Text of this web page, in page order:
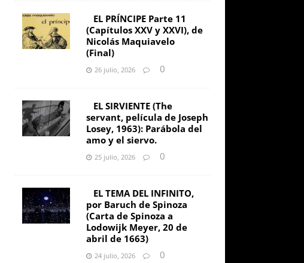
EL PRÍNCIPE Parte 11
(Capítulos XXV y XXVI), de
Nicolás Maquiavelo
(Final)
26 julio, 2026 0
EL SIRVIENTE (The
servant, película de Joseph
Losey, 1963): Parábola del
amo y el siervo.
25 julio, 2026 0
EL TEMA DEL INFINITO,
por Baruch de Spinoza
(Carta de Spinoza a
Lodowijk Meyer, 20 de
abril de 1663)
24 julio, 2026 0